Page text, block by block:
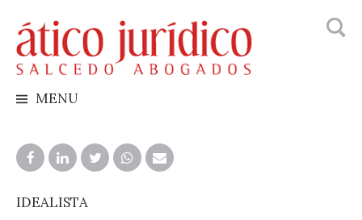
to
content
MENU
IDEALISTA